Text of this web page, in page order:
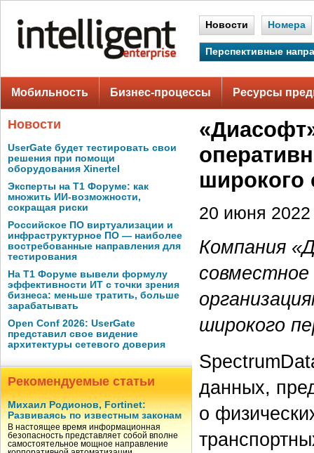
Новости Номера
Перспективные
Мобильность Бизнес-процессы Ресурсы
Новости
UserGate будет тестировать свои
решения при помощи
оборудования Xinertel
Эксперты на Т1 Форуме: как
множить ИИ-возможности,
сокращая риски
Российское ПО виртуализации и
инфраструктурное ПО — наиболее
востребованные направления для
тестирования
На Т1 Форуме вывели формулу
эффективности ИТ с точки зрения
бизнеса: меньше тратить, больше
зарабатывать
Open Conf 2026: UserGate
представил свое видение
архитектуры сетевого доверия
Рекомендуемые статьи
Михаил Родионов, Fortinet:
Развиваясь по известным законам
В настоящее время информационная
безопасность представляет собой вполне
самостоятельное мощное направление
широкого
20 июня 2022
Компания
широкого
данных,
о